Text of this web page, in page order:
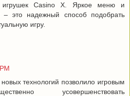
Casino X. Яркое меню и
– это надежный способ подобрать
игру.
технологий позволило игровым
усовершенствовать